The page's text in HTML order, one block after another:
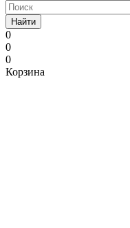
Найти
0
0
0
Корзина